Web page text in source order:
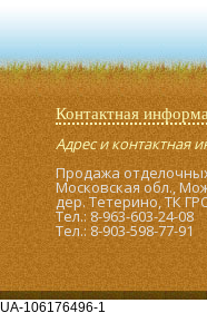
Контактная
Адрес и контактная
Продажа
Московская обл.,
дер. Тетерино, ТК
Тел.: 8-963-603-24-08
Тел.: 8-903-598-77-91
UA-106176496-1